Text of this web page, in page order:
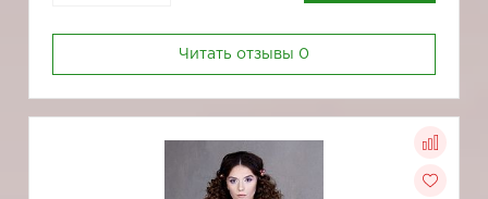
Читать отзывы 0